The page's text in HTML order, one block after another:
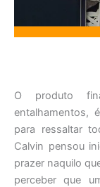
O produto
entalhamentos,
para ressaltar
Calvin pensou
prazer naquilo
perceber que